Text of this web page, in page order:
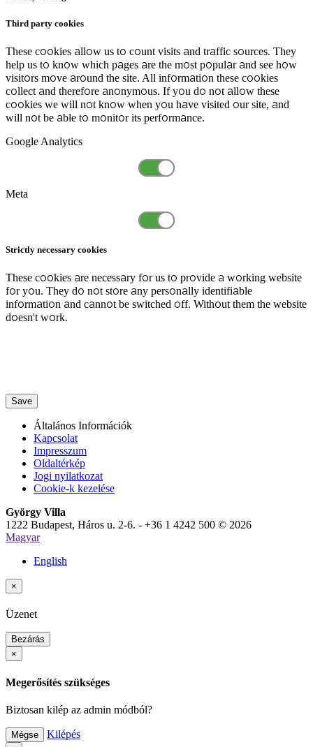
Third party cookies
These cookies allow us to count visits and traffic sources. They
help us to know which pages are the most popular and see how
visitors move around the site. All information these cookies
collect and therefore anonymous. If you do not allow these
cookies we will not know when you have visited our site, and
will not be able to monitor its performance.
Google Analytics
Meta
Strictly necessary cookies
These cookies are necessary for us to provide a working website
for you. They do not store any personally identifiable
information and cannot be switched off. Without them the website
doesn't work.
Save
Általános Információk
Kapcsolat
Impresszum
Oldaltérkép
Jogi nyilatkozat
Cookie-k kezelése
György Villa
1222 Budapest, Háros u. 2-6. - +36 1 4242 500 © 2026
Magyar
English
×
Üzenet
Bezárás
×
Megerősítés szükséges
Biztosan kilép az admin módból?
Mégse Kilépés